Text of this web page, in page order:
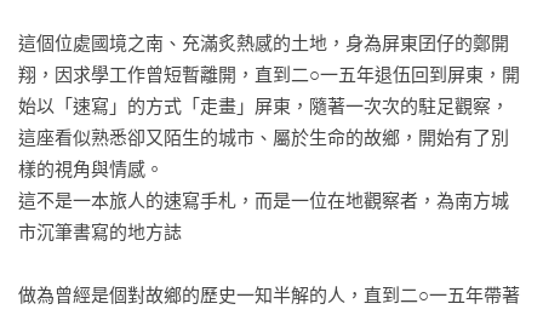
這個位處國境之南、充滿炙熱感的土地，身為屏東囝仔的鄭開
翔，因求學工作曾短暫離開，直到二○一五年退伍回到屏東，開
始以「速寫」的方式「走畫」屏東，隨著一次次的駐足觀察，
這座看似熟悉卻又陌生的城市、屬於生命的故鄉，開始有了別
樣的視角與情感。
這不是一本旅人的速寫手札，而是一位在地觀察者，為南方城
市沉筆書寫的地方誌
做為曾經是個對故鄉的歷史一知半解的人，直到二○一五年帶著